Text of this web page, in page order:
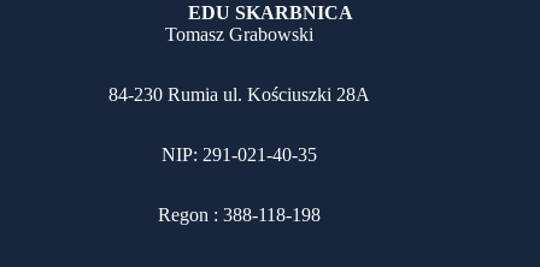
EDU SKARBNICA
Tomasz Grabowski
84-230 Rumia ul. Kościuszki 28A
NIP: 291-021-40-35
Regon : 388-118-198